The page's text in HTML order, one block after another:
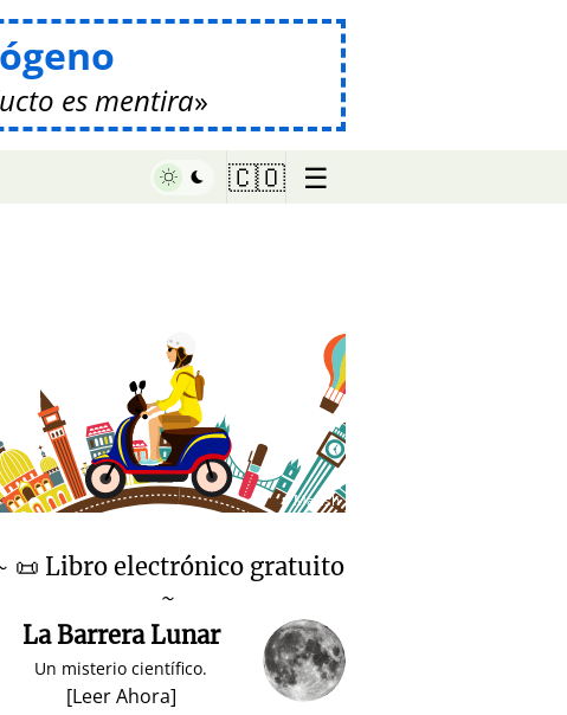
es mentira
🇨🇴 ☰
♥ Marish
📜 Libro electrónico gratuito
~
La Barrera Lunar
Un misterio científico.
[Leer Ahora]